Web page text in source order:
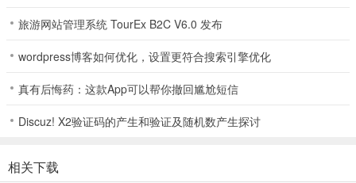
1、每一场玩法都是真实刺激的，让你寂寞的心再次跳动起来
2、绿色纯净无广告，给玩家带来最舒适的棋牌对战体验
3、新人注册会赠送大量的金币，在线奖励可以领取大量的金币
验。
旅游网站管理系统 TourEx B2C V6.0 发布
wordpress博客如何优化，设置更符合搜索引擎优化
真有后悔药：这款App可以帮你撤回尴尬短信
Discuz! X2验证码的产生和验证及随机数产生探讨
相关下载